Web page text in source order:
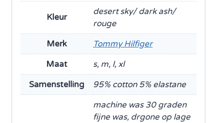
Kleur
desert sky/ dark ash/
rouge
Merk
Tommy Hilfiger
Maat
s, m, l, xl
Samenstelling
95% cotton 5% elastane
machine was 30 graden
fijne was, drgone op lage